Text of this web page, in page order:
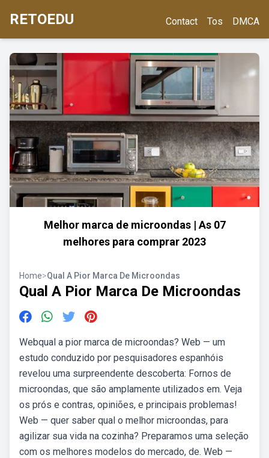
RETOEDU Contact Tos DMCA
Melhor marca de microondas | As 07
melhores para comprar 2023
Home>Qual A Pior Marca De Microondas
Qual A Pior Marca De Microondas
Webqual a pior marca de microondas? Web — um
estudo conduzido por pesquisadores espanhóis
revelou uma surpreendente descoberta: Fornos de
microondas, que são amplamente utilizados em. Veja
os prós e contras, opiniões, e principais problemas!
Web — quer saber qual o melhor microondas, para
agilizar sua vida na cozinha? Preparamos uma seleção
com os melhores modelos do mercado, de. Web —